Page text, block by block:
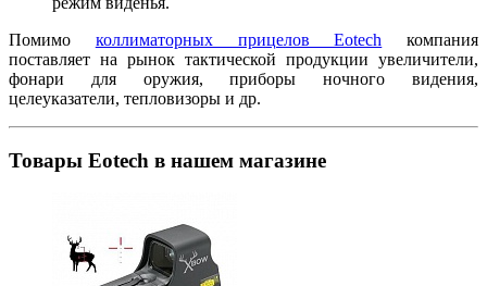
Помимо коллиматорных прицелов Eotech компания
поставляет на рынок тактической продукции увеличители,
фонари для оружия, приборы ночного видения,
целеуказатели, тепловизоры и др.
Товары Eotech в нашем магазине